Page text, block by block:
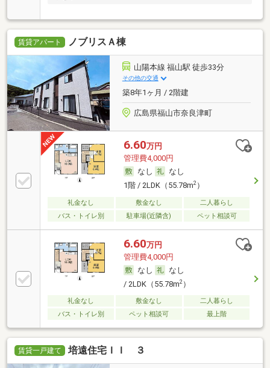
賃貸アパート ノブリスＡ棟
山陽本線 福山駅 徒歩33分
その他の交通
築8年1ヶ月 / 2階建
広島県福山市奈良津町
6.60万円
管理費4,000円
なし
なし
1階 / 2LDK（55.78m2）
礼金なし 敷金なし
二人暮らし
バス・トイレ別
駐車場(近隣含) ペット相談可
6.60万円
管理費4,000円
なし
なし
/ 2LDK（55.78m2）
礼金なし 敷金なし
二人暮らし
バス・トイレ別
ペット相談可 最上階
賃貸一戸建て 培遠住宅ＩＩ ３